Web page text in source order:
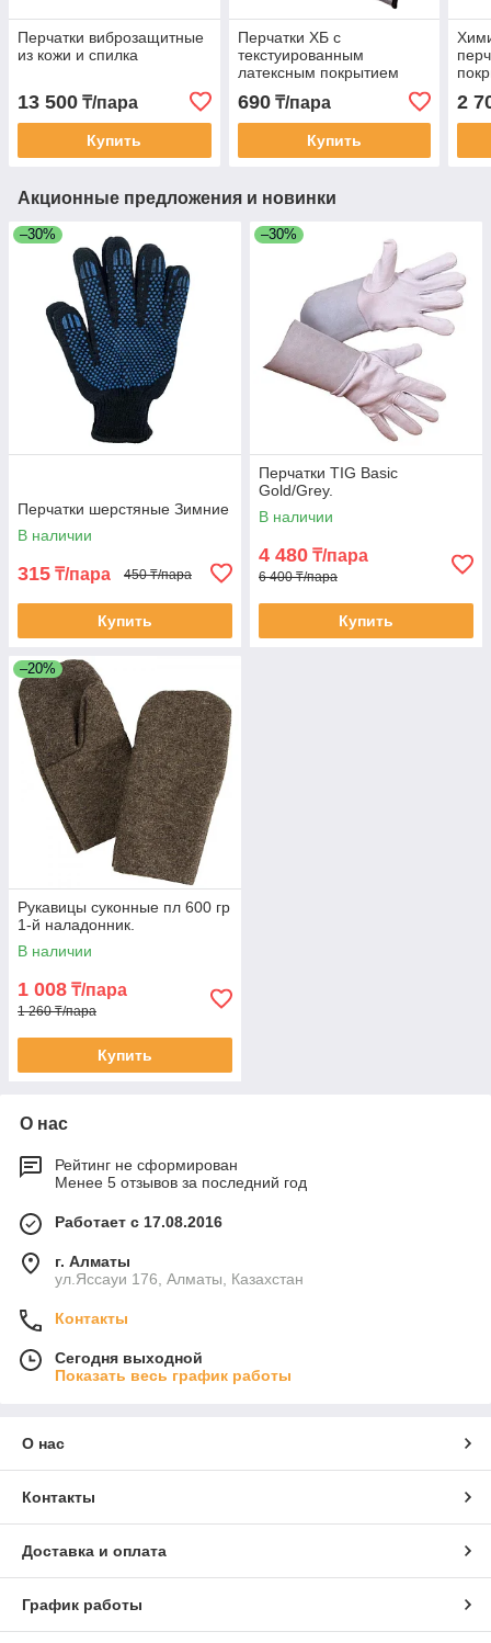
Перчатки виброзащитные
из кожи и спилка
13 500 ₸/пара
Купить
Перчатки ХБ с
текстуированным
латексным покрытием
690₸/пара
Купить
2
Акционные предложения и новинки
–30%
Перчатки шерстяные Зимние
В наличии
315 ₸/пара 450 ₸/пара
Купить
–30%
Перчатки TIG Basic
Gold/Grey.
В наличии
4 480 ₸/пара
6 400 ₸/пара
Купить
–20%
Рукавицы суконные пл 600 гр
1-й наладонник.
В наличии
1 008 ₸/пара
1 260 ₸/пара
Купить
О нас
Рейтинг не сформирован
Менее 5 отзывов за последний год
Работает с 17.08.2016
г. Алматы
ул.Яссауи 176, Алматы, Казахстан
Контакты
Сегодня выходной
Показать весь график работы
О нас
Контакты
Доставка и оплата
График работы